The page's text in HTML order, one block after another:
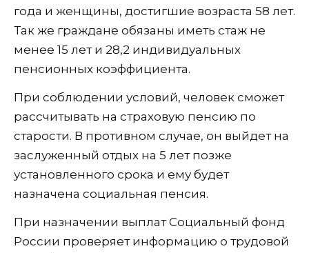
года и женщины, достигшие возраста 58 лет.
Так же граждане обязаны иметь стаж не
менее 15 лет и 28,2 индивидуальных
пенсионных коэффициента.
При соблюдении условий, человек сможет
рассчитывать на страховую пенсию по
старости. В противном случае, он выйдет на
заслуженный отдых на 5 лет позже
установленного срока и ему будет
назначена социальная пенсия.
При назначении выплат Социальный фонд
России проверяет информацию о трудовой